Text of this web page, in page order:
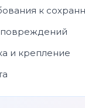
к
повреждений
и крепление